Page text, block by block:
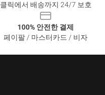
클릭에서 배송까지 24/7 보호
100% 안전한 결제
페이팔 / 마스터카드 / 비자